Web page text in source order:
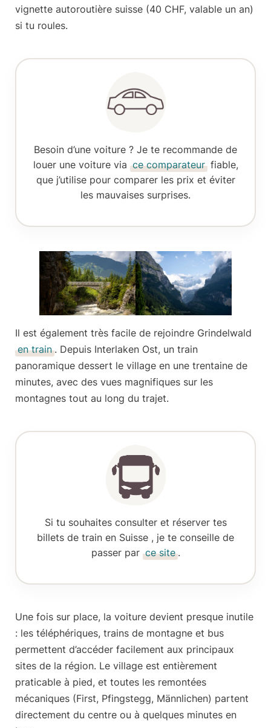
vignette autoroutière suisse (40 CHF, valable un an)
si tu roules.
Besoin d’une voiture ? Je te recommande de
louer une voiturevia ce comparateur fiable,
que j’utilise pour comparer les prix et éviter
les mauvaises surprises.
Il est également très facile de rejoindre Grindelwald
en train . Depuis Interlaken Ost, un train
panoramique dessert le village en une trentaine de
minutes, avec des vues magnifiques sur les
montagnes tout au long du trajet.
Si tu souhaites consulter et réserver tes
billets de train en Suisse , je te conseille de
passer par ce site .
Une fois sur place, la voiture devient presque inutile
: les téléphériques, trains de montagne et bus
permettent d’accéder facilement aux principaux
sites de la région. Le village est entièrement
praticable à pied, et toutes les remontées
mécaniques (First, Pfingstegg, Männlichen) partent
directement du centre ou à quelques minutes en